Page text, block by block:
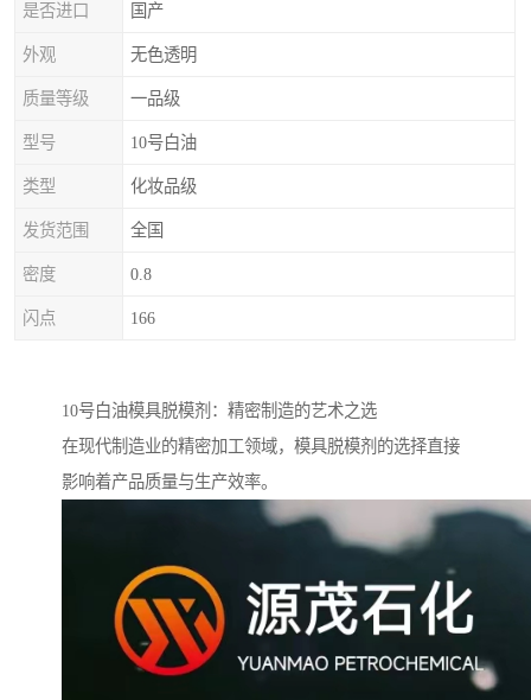
是否进口 国产
外观 无色透明
质量等级 一品级
型号 10号白油
类型 化妆品级
发货范围 全国
密度 0.8
闪点 166
10号白油模具脱模剂：精密制造的艺术之选
在现代制造业的精密加工领域，模具脱模剂的选择直接
影响着产品质量与生产效率。